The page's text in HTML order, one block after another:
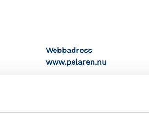
Webbadress
www.pelaren.nu